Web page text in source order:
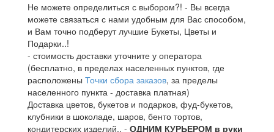
Не можете определиться с выбором?! - Вы всегда
можете связаться с нами удобным для Вас способом,
и Вам точно подберут лучшие Букеты, Цветы и
Подарки..!
- стоимость доставки уточните у оператора
(бесплатно, в пределах населенных пунктов, где
расположены Точки сбора заказов, за пределы
населенного пункта - доставка платная)
Доставка цветов, букетов и подарков, фуд-букетов,
клубники в шоколаде, шаров, бенто тортов,
кондитерских изделий.. - ОДНИМ КУРЬЕРОМ в руки